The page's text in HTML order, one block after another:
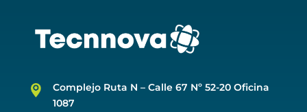
Complejo Ruta N – Calle 67 Nº 52-20 Oficina
1087